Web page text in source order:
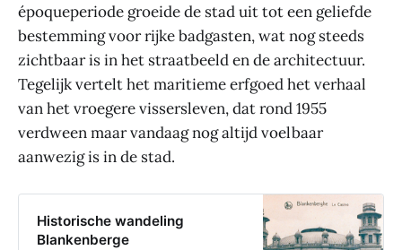
époqueperiode groeide de stad uit tot een geliefde
bestemming voor rijke badgasten, wat nog steeds
zichtbaar is in het straatbeeld en de architectuur.
Tegelijk vertelt het maritieme erfgoed het verhaal
van het vroegere vissersleven, dat rond 1955
verdween maar vandaag nog altijd voelbaar
aanwezig is in de stad.
Historische wandeling
Blankenberge